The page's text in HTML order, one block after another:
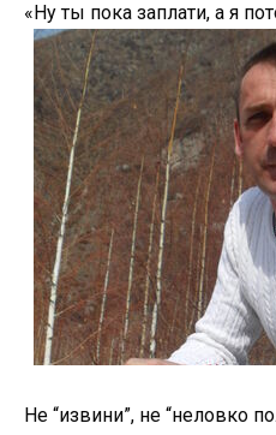
«Ну ты пока заплати, а я
Не “извини”, не “неловко